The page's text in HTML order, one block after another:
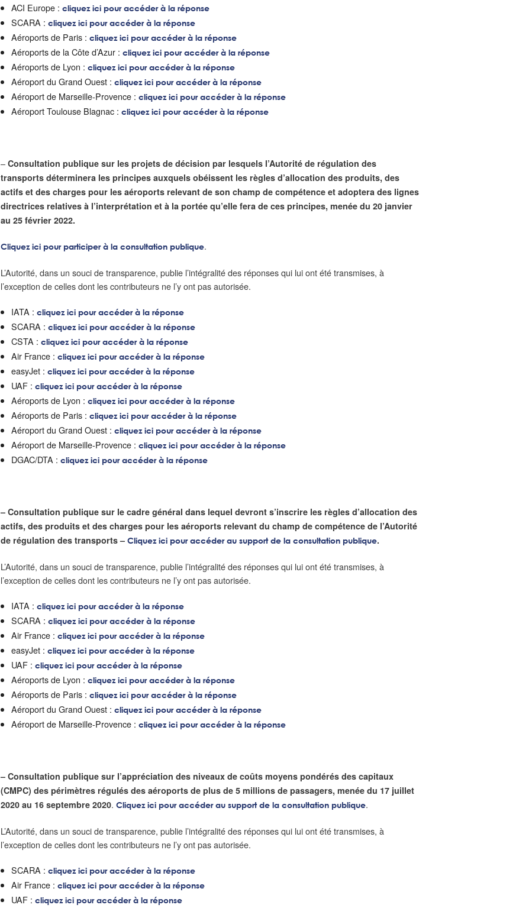
ACI Europe : cliquez ici pour accéder à la réponse
SCARA : cliquez ici pour accéder à la réponse
Aéroports de Paris : cliquez ici pour accéder à la réponse
Aéroports de la Côte d’Azur : cliquez ici pour accéder à la réponse
Aéroports de Lyon : cliquez ici pour accéder à la réponse
Aéroport du Grand Ouest : cliquez ici pour accéder à la réponse
Aéroport de Marseille-Provence : cliquez ici pour accéder à la réponse
Aéroport Toulouse Blagnac : cliquez ici pour accéder à la réponse
– Consultation publique sur les projets de décision par lesquels l’Autorité de régulation des
transports déterminera les principes auxquels obéissent les règles d’allocation des produits, des
actifs et des charges pour les aéroports relevant de son champ de compétence et adoptera des lignes
directrices relatives à l’interprétation et à la portée qu’elle fera de ces principes, menée du 20 janvier
au 25 février 2022.
Cliquez ici pour participer à la consultation publique.
L’Autorité, dans un souci de transparence, publie l’intégralité des réponses qui lui ont été transmises, à
l’exception de celles dont les contributeurs ne l’y ont pas autorisée.
IATA : cliquez ici pour accéder à la réponse
SCARA : cliquez ici pour accéder à la réponse
CSTA : cliquez ici pour accéder à la réponse
Air France : cliquez ici pour accéder à la réponse
easyJet : cliquez ici pour accéder à la réponse
UAF : cliquez ici pour accéder à la réponse
Aéroports de Lyon : cliquez ici pour accéder à la réponse
Aéroports de Paris : cliquez ici pour accéder à la réponse
Aéroport du Grand Ouest : cliquez ici pour accéder à la réponse
Aéroport de Marseille-Provence : cliquez ici pour accéder à la réponse
DGAC/DTA : cliquez ici pour accéder à la réponse
– Consultation publique sur le cadre général dans lequel devront s’inscrire les règles d’allocation des
actifs, des produits et des charges pour les aéroports relevant du champ de compétence de l’Autorité
de régulation des transports – Cliquez ici pour accéder au support de la consultation publique.
L’Autorité, dans un souci de transparence, publie l’intégralité des réponses qui lui ont été transmises, à
l’exception de celles dont les contributeurs ne l’y ont pas autorisée.
IATA : cliquez ici pour accéder à la réponse
SCARA : cliquez ici pour accéder à la réponse
Air France : cliquez ici pour accéder à la réponse
easyJet : cliquez ici pour accéder à la réponse
UAF : cliquez ici pour accéder à la réponse
Aéroports de Lyon : cliquez ici pour accéder à la réponse
Aéroports de Paris : cliquez ici pour accéder à la réponse
Aéroport du Grand Ouest : cliquez ici pour accéder à la réponse
Aéroport de Marseille-Provence : cliquez ici pour accéder à la réponse
– Consultation publique sur l’appréciation des niveaux de coûts moyens pondérés des capitaux
(CMPC) des périmètres régulés des aéroports de plus de 5 millions de passagers, menée du 17 juillet
2020 au 16 septembre 2020. Cliquez ici pour accéder au support de la consultation publique.
L’Autorité, dans un souci de transparence, publie l’intégralité des réponses qui lui ont été transmises, à
l’exception de celles dont les contributeurs ne l’y ont pas autorisée.
SCARA : cliquez ici pour accéder à la réponse
Air France : cliquez ici pour accéder à la réponse
UAF : cliquez ici pour accéder à la réponse